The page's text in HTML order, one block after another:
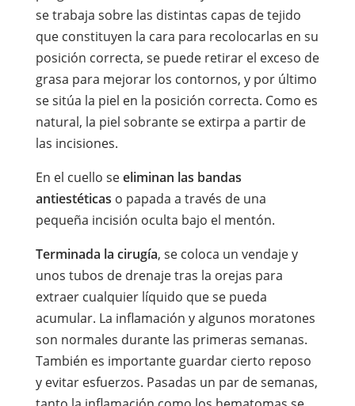
se trabaja sobre las distintas capas de tejido
que constituyen la cara para recolocarlas en su
posición correcta, se puede retirar el exceso de
grasa para mejorar los contornos, y por último
se sitúa la piel en la posición correcta. Como es
natural, la piel sobrante se extirpa a partir de
las incisiones.
En el cuello seeliminan las bandas
antiestéticas o papada a través de una
pequeña incisión oculta bajo el mentón.
Terminada la cirugía, se coloca un vendaje y
unos tubos de drenaje tras la orejas para
extraer cualquier líquido que se pueda
acumular. La inflamación y algunos moratones
son normales durante las primeras semanas.
También es importante guardar cierto reposo
y evitar esfuerzos. Pasadas un par de semanas,